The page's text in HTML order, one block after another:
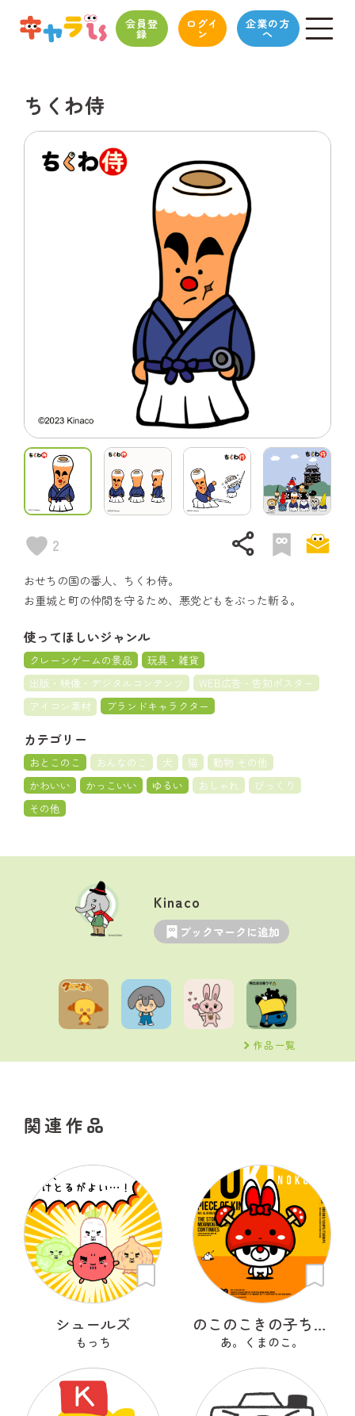
会員登
録
ログイ
ン
企業の方
へ
ちくわ侍
2 share
おせちの国の番人、ちくわ侍。
お重城と町の仲間を守るため、悪党どもをぶった斬る。
使ってほしいジャンル
クレーンゲームの景品
玩具・雑貨
出版・映像・デジタルコンテンツ
WEB広告・告知ポスター
アイコン素材
ブランドキャラクター
カテゴリー
おとこのこ おんなのこ 犬 猫
動物 その他
かわいい
かっこいい ゆるい おしゃれ
びっくり
その他
Kinaco
ブックマークに追加
作品一覧
関連作品
シュールズ
もっち
のこのこきの子ちゃん
あ。くまのこ。